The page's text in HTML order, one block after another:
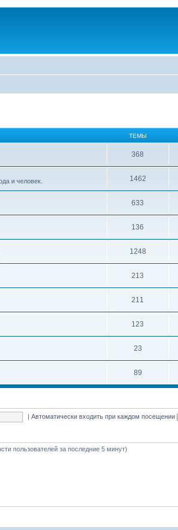
ТЕМЫ
368
и человек. 1462
633
136
1248
213
211
123
23
89
|Автоматически входить при каждом посещении
пользователей за последние 5 минут)